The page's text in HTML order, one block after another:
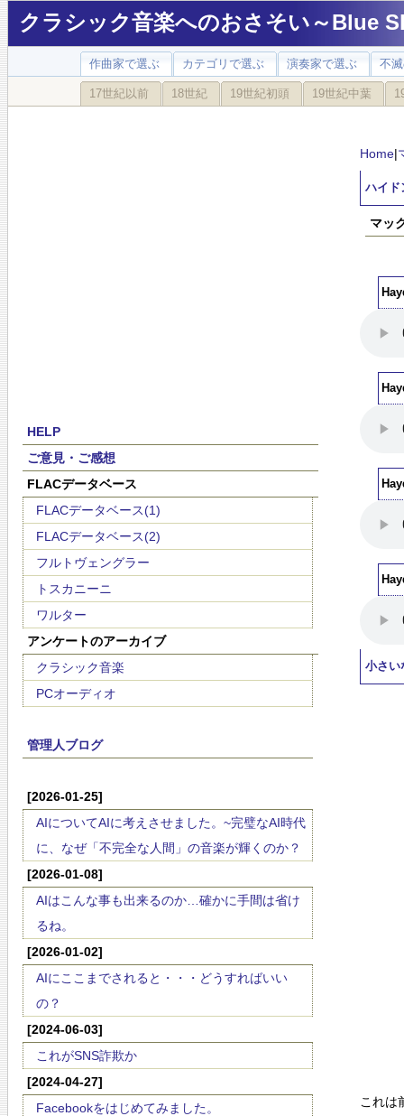
クラシック音楽へのおさそい～Blue
作曲家で選ぶ カテゴリで選ぶ 演奏家で選ぶ 不
17世紀以前 18世紀 19世紀初頭 19世紀中葉
HELP
ご意見・ご感想
FLACデータベース
FLACデータベース(1)
FLACデータベース(2)
フルトヴェングラー
トスカニーニ
ワルター
アンケートのアーカイブ
クラシック音楽
PCオーディオ
管理人ブログ
[2026-01-25]
AIについてAIに考えさせました。~完璧なAI時代
に、なぜ「不完全な人間」の音楽が輝くのか？
[2026-01-08]
AIはこんな事も出来るのか…確かに手間は省け
るね。
[2026-01-02]
AIにここまでされると・・・どうすればいい
の？
[2024-06-03]
これがSNS詐欺か
[2024-04-27]
Facebookをはじめてみました。
Home|
ハイド
マッ
小さい
これは